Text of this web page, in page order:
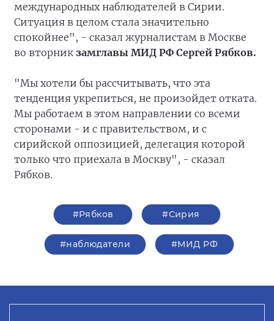
международных наблюдателей в Сирии.
Ситуация в целом стала значительно
спокойнее", - сказал журналистам в Москве
во вторник замглавы МИД РФ Сергей Рябков.
"Мы хотели бы рассчитывать, что эта
тенденция укрепиться, не произойдет отката.
Мы работаем в этом направлении со всеми
сторонами - и с правительством, и с
сирийской оппозицией, делегация которой
только что приехала в Москву", - сказал
Рябков.
#Рябков #Сирия
#наблюдатели #МИД РФ